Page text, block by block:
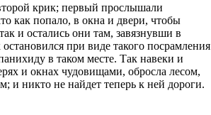
крик; первый прослышали
как попало, в окна и двери, чтобы
и остались они там, завязнувши в
при виде такого посрамления
в таком месте. Так навеки и
и окнах чудовищами, обросла лесом,
и никто не найдет теперь к ней дороги.